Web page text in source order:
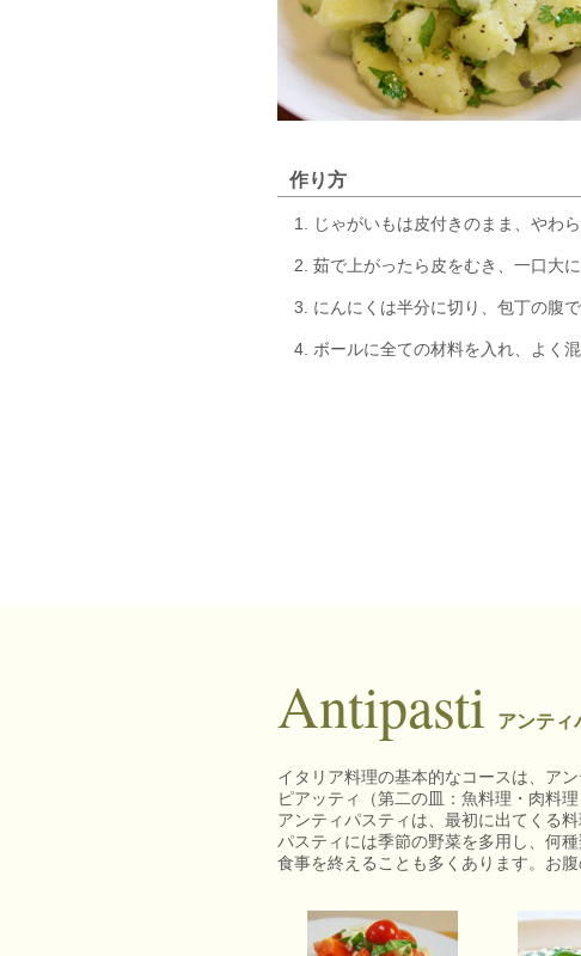
作り方
じゃがいもは皮付きのまま、やわ
茹で上がったら皮をむき、一口大
にんにくは半分に切り、包丁の腹
ボールに全ての材料を入れ、よく
Antipasti アンティ
イタリア料理の基本的なコースは、ア
ピアッティ（第二の皿：魚料理・肉料
アンティパスティは、最初に出てくる
パスティには季節の野菜を多用し、何
食事を終えることも多くあります。お